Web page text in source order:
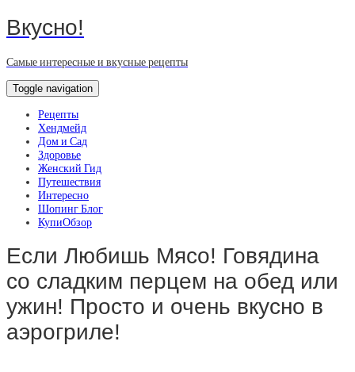
Вкусно!
Самые интересные и вкусные рецепты
Toggle navigation
Рецепты
Хендмейд
Дом и Сад
Здоровье
Женский Гид
Путешествия
Интересно
Шопинг Блог
КупиОбзор
Если Любишь Мясо! Говядина
со сладким перцем на обед или
ужин! Просто и очень вкусно в
аэрогриле!